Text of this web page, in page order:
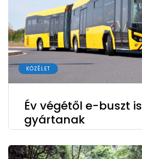
KÖZÉLET
Év végétől e-buszt is
gyártanak